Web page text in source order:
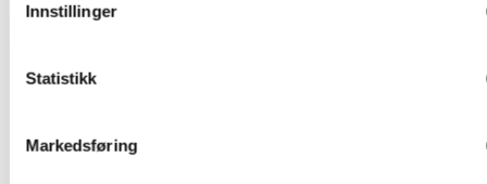
Innstillinger
Statistikk
Markedsføring